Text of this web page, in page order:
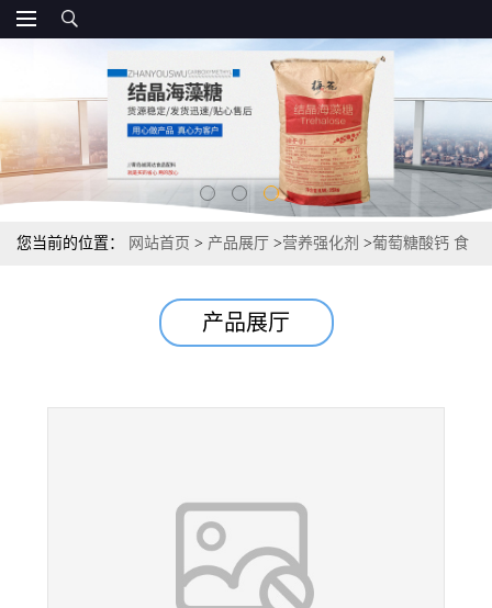
您当前的位置： 网站首页 > 产品展厅 >营养强化剂 >葡萄糖酸钙 食
产品展厅